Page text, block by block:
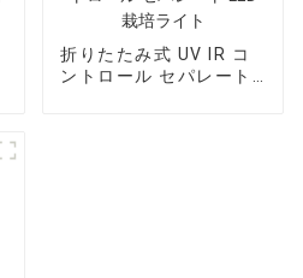
折りたたみ式 UV IR コ
ントロール セパレート